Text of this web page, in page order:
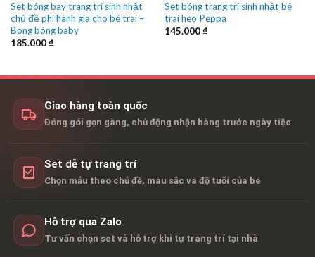
Set bóng bay trang trí sinh nhật
chủ đề phi hành gia cho bé trai –
Bong bóng baby
185.000₫
Set bóng trang trí sinh nhật bé
trai heo Peppa
145.000₫
Giao hàng toàn quốc
Đóng gói gọn gàng, chủ động nhận hàng trước ngày tiệc
Set dễ tự trang trí
Chọn mẫu theo chủ đề, màu sắc và độ tuổi của bé
Hỗ trợ qua Zalo
Tư vấn chọn set và hỗ trợ khi tự trang trí tại nhà